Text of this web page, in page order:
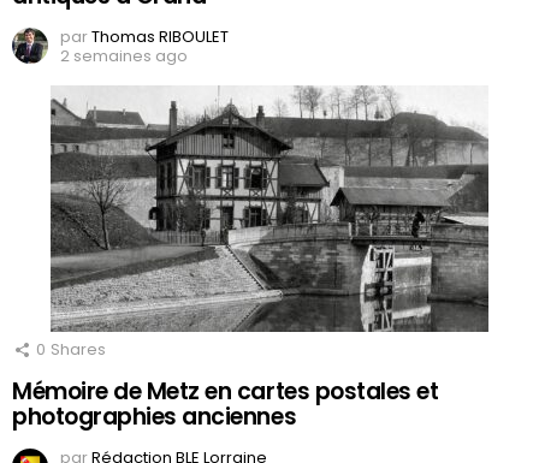
parThomas RIBOULET
2 semaines ago
0 Shares
Mémoire de Metz en cartes postales et
photographies anciennes
parRédaction BLE Lorraine